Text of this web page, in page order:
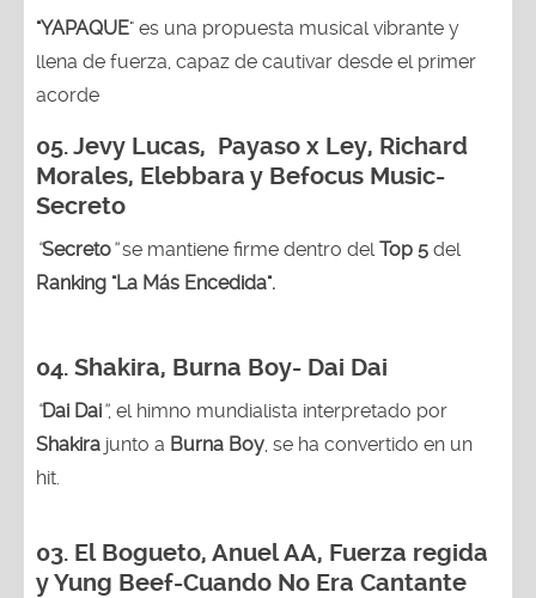
"YAPAQUE" es una propuesta musical vibrante y
llena de fuerza, capaz de cautivar desde el primer
acorde
05.Jevy Lucas, Payaso x Ley, Richard
Morales, Elebbara y Befocus Music-
Secreto
“Secreto”se mantiene firme dentro del Top 5 del
Ranking "La Más Encedida".
04. Shakira, Burna Boy- Dai Dai
“Dai Dai”, el himno mundialista interpretado por
Shakira junto a Burna Boy , se ha convertido en un
hit.
03. El Bogueto, Anuel AA, Fuerza regida
y Yung Beef-Cuando No Era Cantante